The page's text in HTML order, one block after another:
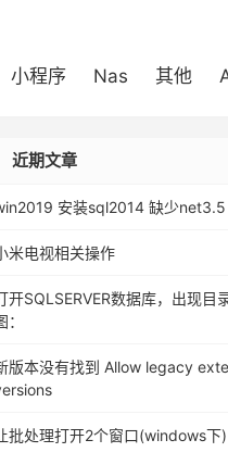
小程序 Nas 其他
近期文章
安装sql2014 缺少net3.5
米电视相关操作
开SQLSERVER数据库，出现目
：
版本没有找到 Allow legacy
批处理打开2个窗口(windows下)